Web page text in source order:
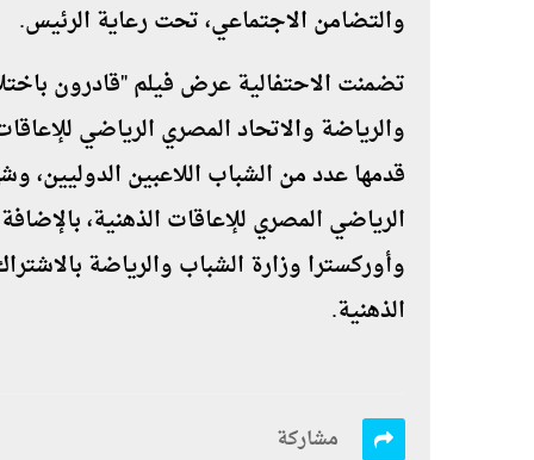
والتضامن الاجتماعي، تحت رعاية الرئيس.
تضمنت الاحتفالية عرض فيلم "قادرون
والرياضة والاتحاد المصري الرياضي
قدمها عدد من الشباب اللاعبين الدوليين،
الرياضي المصري للإعاقات الذهنية،
وأوركسترا وزارة الشباب والرياضة
الذهنية.
مشاركة